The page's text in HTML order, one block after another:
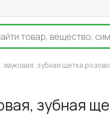
зубная щетка
зубная